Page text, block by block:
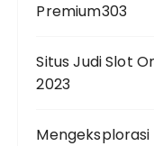
Premium303
Situs Judi Slot
2023
Mengeksplorasi